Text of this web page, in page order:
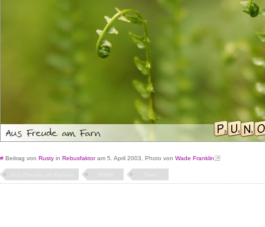
# Beitrag von Rusty in Rebusfaktoram 5. April 2003, Photo von Wade Franklin